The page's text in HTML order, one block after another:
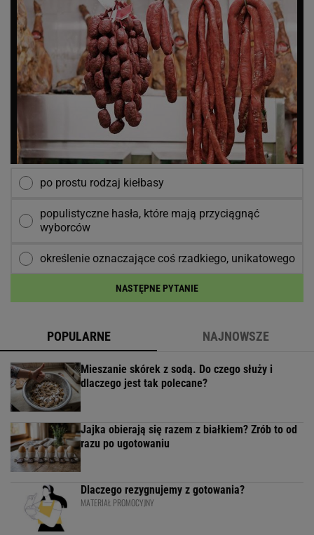
po prostu rodzaj kiełbasy
populistyczne hasła, które mają przyciągnąć
wyborców
określenie oznaczające coś rzadkiego, unikatowego
NASTĘPNE PYTANIE
POPULARNE NAJNOWSZE
Mieszanie skórek z sodą. Do czego służy i
dlaczego jest tak polecane?
Jajka obierają się razem z białkiem? Zrób to od
razu po ugotowaniu
Dlaczego rezygnujemy z gotowania?
MATERIAŁ PROMOCYJNY